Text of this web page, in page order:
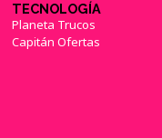
TECNOLOGÍA
Planeta Trucos
Capitán Ofertas